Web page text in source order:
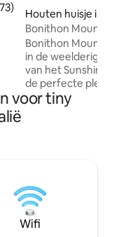
beoordeling van
Houten huisje in
Bonithon
Bonithon
in de weelderige,
van het Sunshine
de perfecte plek
ontspannen en
houten hutstudio
van de regio
genieten van dit
je geniet van de
vogelgezang.
voor tiny
Wifi